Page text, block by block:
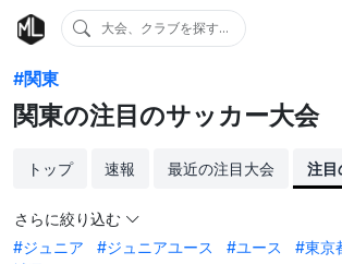
大会、クラブを探す...
#関東
関東の注目のサッカー大会
トップ 速報 最近の注目大会 注目
さらに絞り込む
#ジュニア
#ジュニアユース #ユース #東京